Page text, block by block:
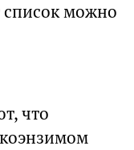
список можно
что